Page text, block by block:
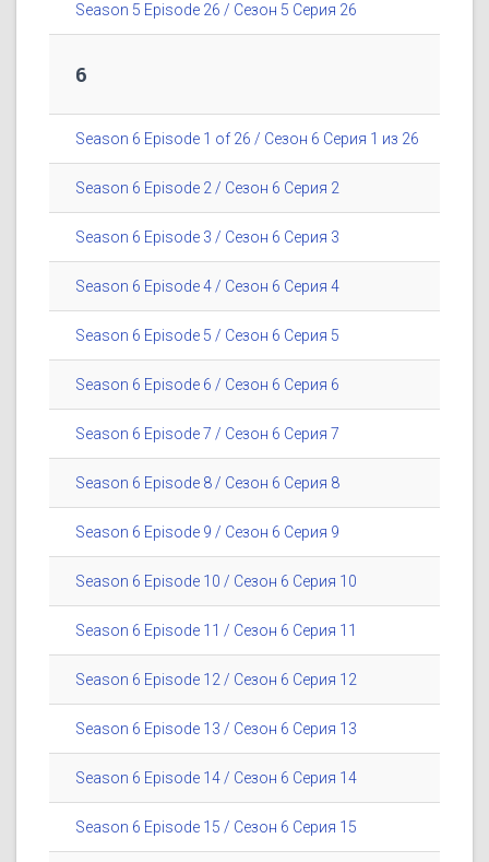
Season 5 Episode 26 / Сезон 5 Серия 26
6
Season 6 Episode 1 of 26 / Сезон 6 Серия 1 из 26
Season 6 Episode 2 / Сезон 6 Серия 2
Season 6 Episode 3 / Сезон 6 Серия 3
Season 6 Episode 4 / Сезон 6 Серия 4
Season 6 Episode 5 / Сезон 6 Серия 5
Season 6 Episode 6 / Сезон 6 Серия 6
Season 6 Episode 7 / Сезон 6 Серия 7
Season 6 Episode 8 / Сезон 6 Серия 8
Season 6 Episode 9 / Сезон 6 Серия 9
Season 6 Episode 10 / Сезон 6 Серия 10
Season 6 Episode 11 / Сезон 6 Серия 11
Season 6 Episode 12 / Сезон 6 Серия 12
Season 6 Episode 13 / Сезон 6 Серия 13
Season 6 Episode 14 / Сезон 6 Серия 14
Season 6 Episode 15 / Сезон 6 Серия 15